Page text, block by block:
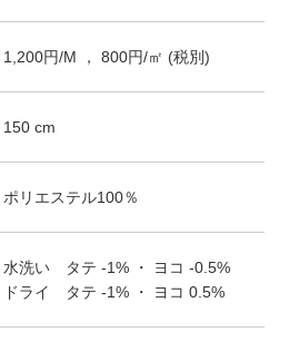
1,200円/M ， 800円/㎡ (税別)
150 cm
ポリエステル100％
水洗い タテ -1% ・ ヨコ -0.5%
ドライ タテ -1% ・ ヨコ 0.5%